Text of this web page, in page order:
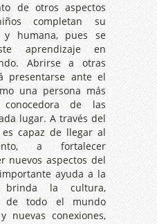
de otros aspectos
completan su
y humana, pues se
aprendizaje en
Abrirse a otras
presentarse ante el
una persona más
de las
lugar. A través del
capaz de llegar al
a fortalecer
nuevos aspectos del
ayuda a la
brinda la cultura,
de todo el mundo
nuevas conexiones,